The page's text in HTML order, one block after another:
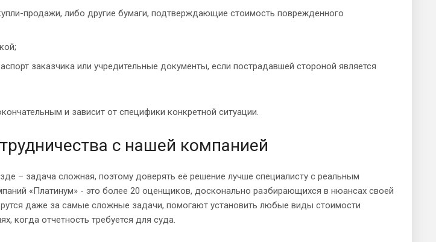
продажи, либо другие бумаги, подтверждающие стоимость поврежденного
заказчика или учредительные документы, если пострадавшей стороной является
и зависит от специфики конкретной ситуации.
с нашей компанией
– задача сложная, поэтому доверять её решение лучше специалисту с реальным
«Платинум» - это более 20 оценщиков, досконально разбирающихся в нюансах своей
даже за самые сложные задачи, помогают установить любые виды стоимости
когда отчетность требуется для суда.